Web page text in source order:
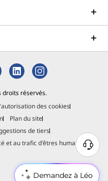
Demandez à Léo
droits réservés.
des cookies
Plan du site
de tiers
et au trafic d'êtres humains